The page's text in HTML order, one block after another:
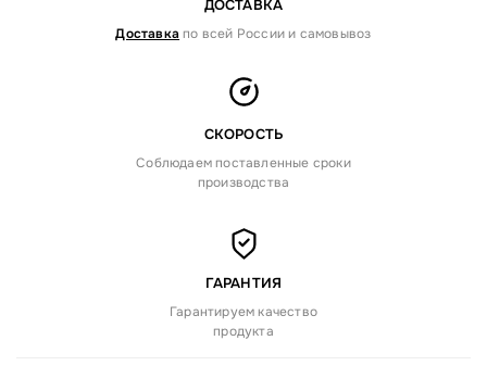
ДОСТАВКА
Доставка по всей России и самовывоз
СКОРОСТЬ
Соблюдаем поставленные сроки
производства
ГАРАНТИЯ
Гарантируем качество
продукта